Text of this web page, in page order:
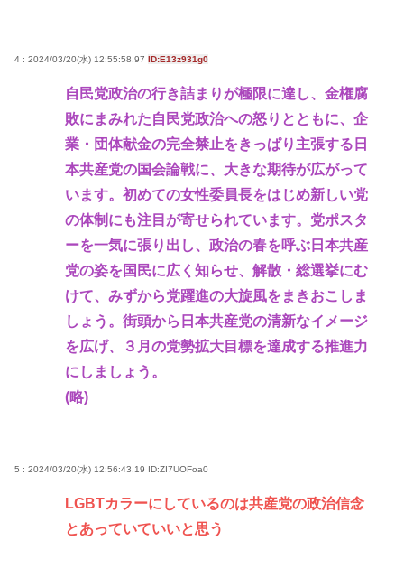
4 : 2024/03/20(水) 12:55:58.97 ID:E13z931g0
自民党政治の行き詰まりが極限に達し、金権腐
敗にまみれた自民党政治への怒りとともに、企
業・団体献金の完全禁止をきっぱり主張する日
本共産党の国会論戦に、大きな期待が広がって
います。初めての女性委員長をはじめ新しい党
の体制にも注目が寄せられています。党ポスタ
ーを一気に張り出し、政治の春を呼ぶ日本共産
党の姿を国民に広く知らせ、解散・総選挙にむ
けて、みずから党躍進の大旋風をまきおこしま
しょう。街頭から日本共産党の清新なイメージ
を広げ、３月の党勢拡大目標を達成する推進力
にしましょう。
(略)
5 : 2024/03/20(水) 12:56:43.19 ID:ZI7UOFoa0
LGBTカラーにしているのは共産党の政治信念
とあっていていいと思う